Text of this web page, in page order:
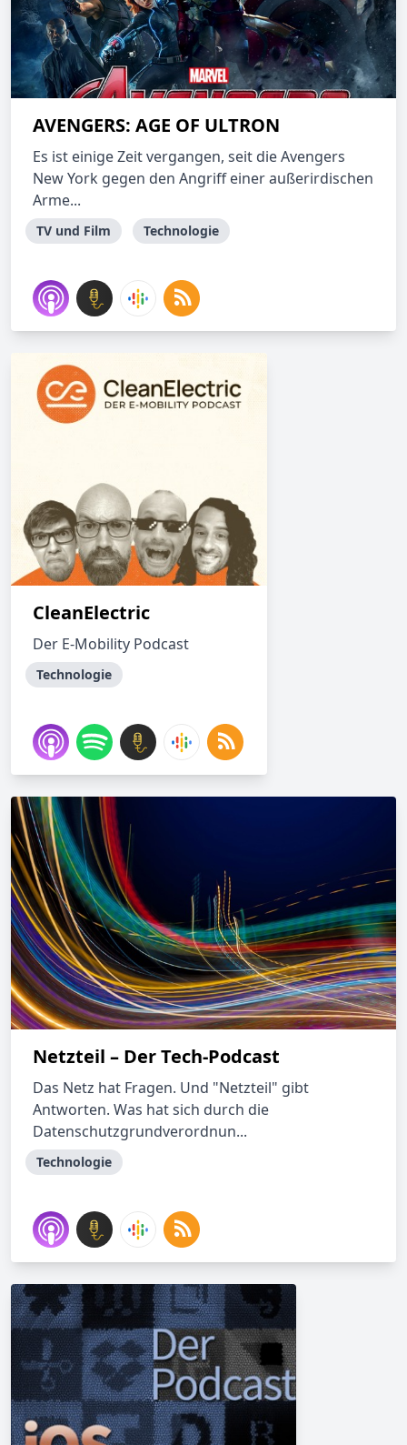
AVENGERS: AGE OF ULTRON
Es ist einige Zeit vergangen, seit die Avengers
New York gegen den Angriff einer außerirdischen
Arme...
TV und Film Technologie
CleanElectric
Der E-Mobility Podcast
Technologie
Netzteil – Der Tech-Podcast
Das Netz hat Fragen. Und "Netzteil" gibt
Antworten. Was hat sich durch die
Datenschutzgrundverordnun...
Technologie